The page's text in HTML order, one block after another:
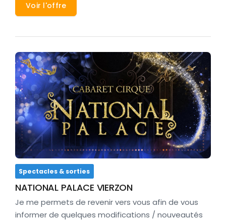
Voir l'offre
Spectacles & sorties
NATIONAL PALACE VIERZON
Je me permets de revenir vers vous afin de vous
informer de quelques modifications / nouveautés